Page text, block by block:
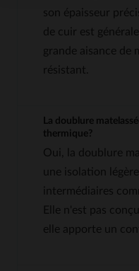
son épaisseur
de cuir est
grande aisance de
résistant.
La doublure
thermique?
Oui, la doublure
une isolation
intermédiaires
Elle n'est pas
elle apporte un